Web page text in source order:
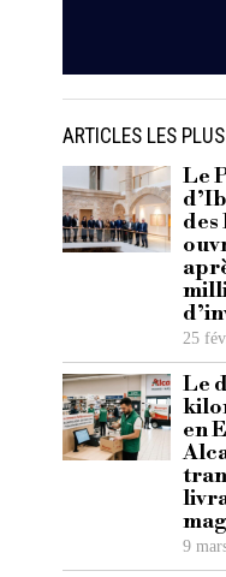
ARTICLES LES
Le
des
25
Le
en
9